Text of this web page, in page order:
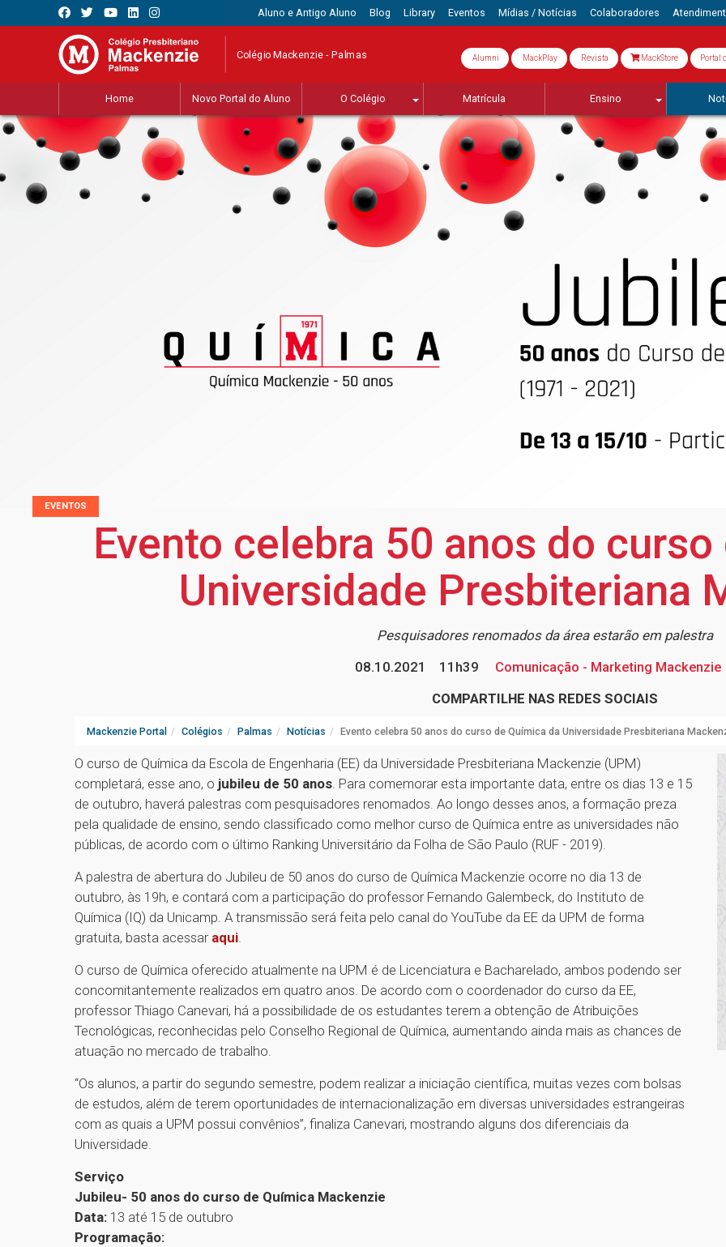
Aluno e Antigo Aluno Blog Library Eventos Mídias / Notícias Colaboradores
Colégio Mackenzie - Palmas Alumni MackPlay Revista MackStore Portal
Home Novo Portal do Aluno O Colégio Matrícula Ensino
EVENTOS
Evento celebra 50 anos do
Universidade Presbiteriana
Pesquisadores renomados da área estarão em palestra
08.10.2021
11h39
Comunicação - Marketing Mackenzie
COMPARTILHE NAS REDES SOCIAIS
Mackenzie Portal Colégios Palmas Notícias Evento celebra 50 anos do curso de Química da Universidade Presbiteriana
O curso de Química da Escola de Engenharia (EE) da Universidade Presbiteriana Mackenzie (UPM)
completará, esse ano, o jubileu de 50 anos. Para comemorar esta importante data, entre os dias 13 e 15
de outubro, haverá palestras com pesquisadores renomados. Ao longo desses anos, a formação preza
pela qualidade de ensino, sendo classificado como melhor curso de Química entre as universidades não
públicas, de acordo com o último Ranking Universitário da Folha de São Paulo (RUF - 2019).
A palestra de abertura do Jubileu de 50 anos do curso de Química Mackenzie ocorre no dia 13 de
outubro, às 19h, e contará com a participação do professor Fernando Galembeck, do Instituto de
Química (IQ) da Unicamp. A transmissão será feita pelo canal do YouTube da EE da UPM de forma
gratuita, basta acessar aqui.
O curso de Química oferecido atualmente na UPM é de Licenciatura e Bacharelado, ambos podendo ser
concomitantemente realizados em quatro anos. De acordo com o coordenador do curso da EE,
professor Thiago Canevari, há a possibilidade de os estudantes terem a obtenção de Atribuições
Tecnológicas, reconhecidas pelo Conselho Regional de Química, aumentando ainda mais as chances de
atuação no mercado de trabalho.
“Os alunos, a partir do segundo semestre, podem realizar a iniciação científica, muitas vezes com bolsas
de estudos, além de terem oportunidades de internacionalização em diversas universidades estrangeiras
com as quais a UPM possui convênios”, finaliza Canevari, mostrando alguns dos diferenciais da
Universidade.
Serviço
Jubileu- 50 anos do curso de Química Mackenzie
Data: 13 até 15 de outubro
Programação: